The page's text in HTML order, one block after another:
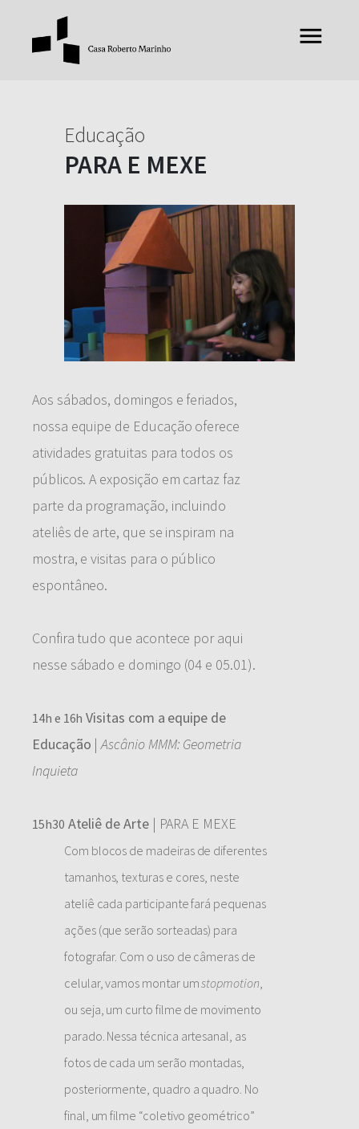
Educação
PARA E MEXE
Aos sábados, domingos e feriados,
nossa equipe de Educação oferece
atividades gratuitas para todos os
públicos. A exposição em cartaz faz
parte da programação, incluindo
ateliês de arte, que se inspiram na
mostra, e visitas para o público
espontâneo.
Confira tudo que acontece por aqui
nesse sábado e domingo (04 e 05.01).
14h e 16h Visitas com a equipe de
Educação |Ascânio MMM: Geometria
Inquieta
15h30 Ateliê de Arte| PARA E MEXE
Com blocos de madeiras de diferentes
tamanhos, texturas e cores, neste
ateliê cada participante fará pequenas
ações (que serão sorteadas) para
fotografar. Com o uso de câmeras de
celular, vamos montar umstopmotion,
ou seja, um curto filme de movimento
parado. Nessa técnica artesanal, as
fotos de cada um serão montadas,
posteriormente, quadro a quadro. No
final, um filme “coletivo geométrico”